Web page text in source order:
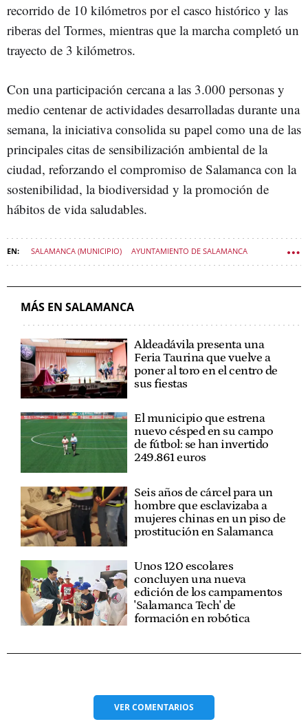
recorrido de 10 kilómetros por el casco histórico y las
riberas del Tormes, mientras que la marcha completó un
trayecto de 3 kilómetros.
Con una participación cercana a las 3.000 personas y
medio centenar de actividades desarrolladas durante una
semana, la iniciativa consolida su papel como una de las
principales citas de sensibilización ambiental de la
ciudad, reforzando el compromiso de Salamanca con la
sostenibilidad, la biodiversidad y la promoción de
hábitos de vida saludables.
SALAMANCA (MUNICIPIO) AYUNTAMIENTO DE SALAMANCA
MÁS EN SALAMANCA
Aldeadávila presenta una
Feria Taurina que vuelve a
poner al toro en el centro de
sus fiestas
El municipio que estrena
nuevo césped en su campo
de fútbol: se han invertido
249.861 euros
Seis años de cárcel para un
hombre que esclavizaba a
mujeres chinas en un piso de
prostitución en Salamanca
Unos 120 escolares
concluyen una nueva
edición de los campamentos
'Salamanca Tech' de
formación en robótica
VERCOMENTARIOS